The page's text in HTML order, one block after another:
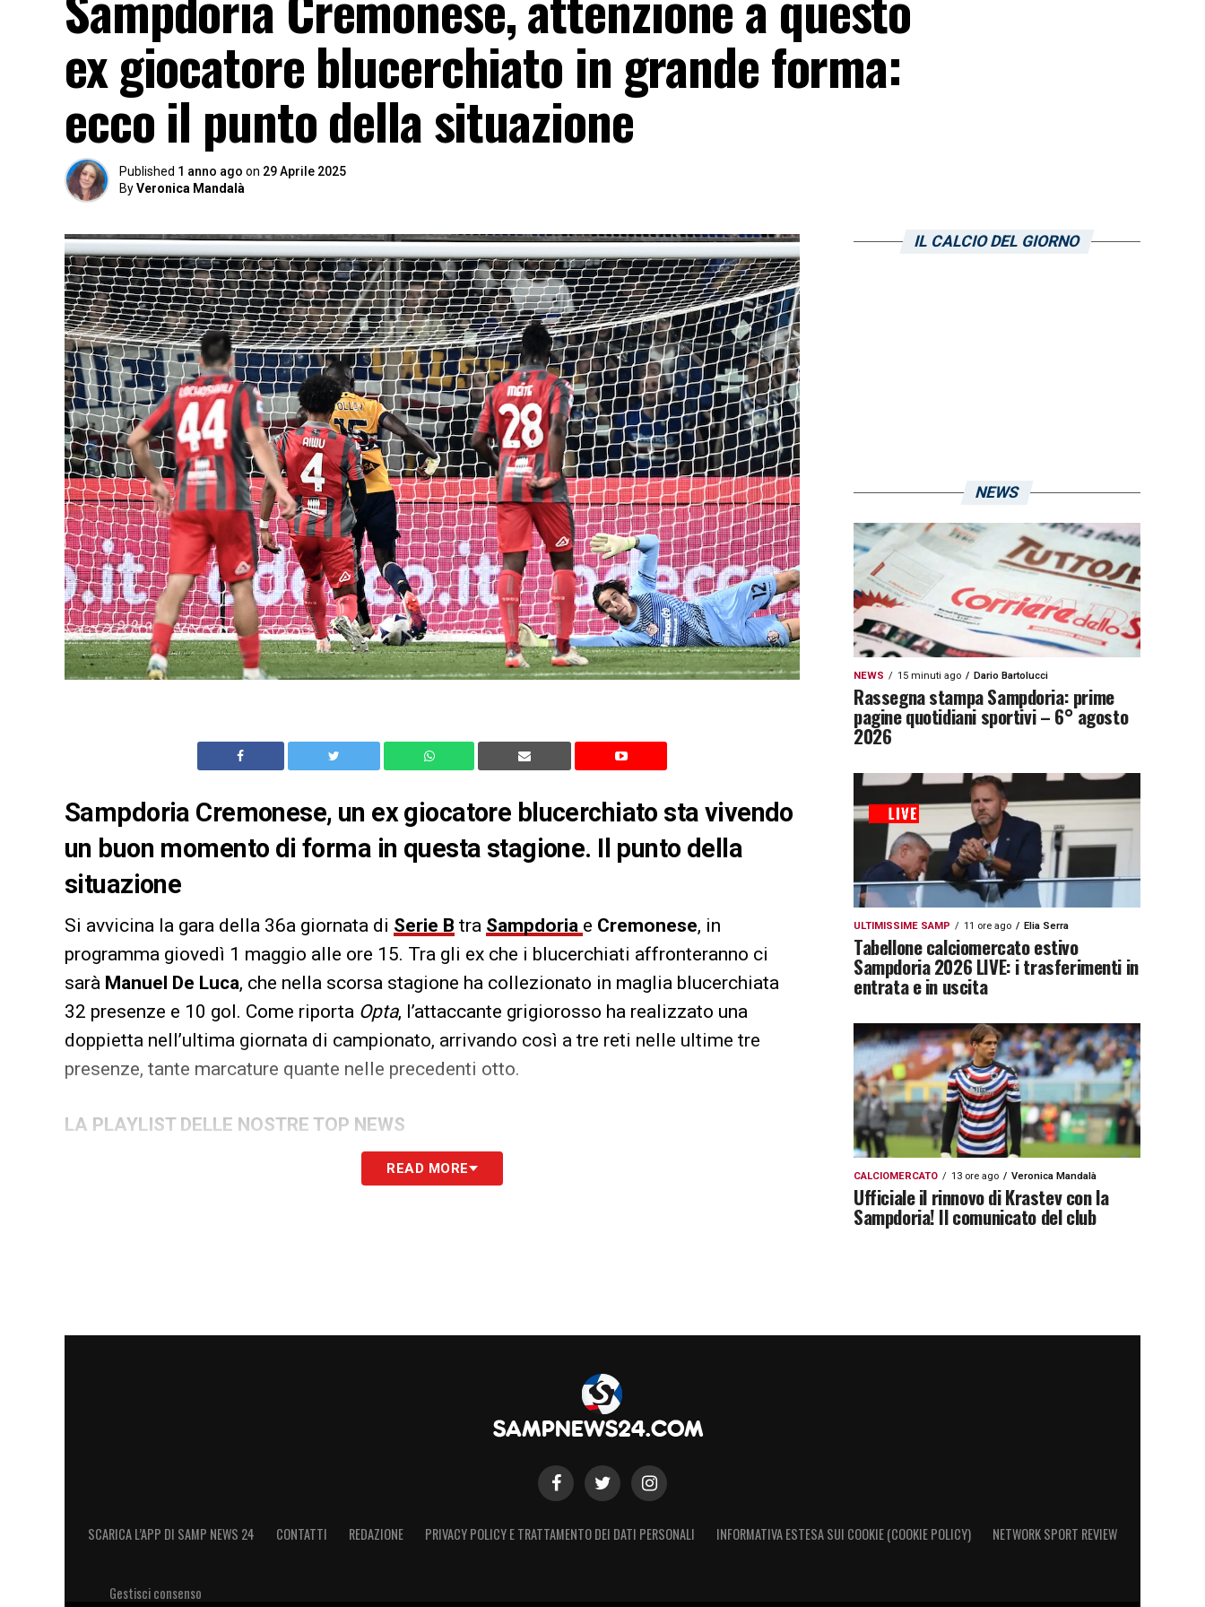
ex giocatore blucerchiato in grande forma:
ecco il punto della situazione
Published 1 anno ago on 29 Aprile 2025
ByVeronica Mandalà
Sampdoria Cremonese, un ex giocatore blucerchiato sta vivendo
un buon momento di forma in questa stagione. Il punto della
situazione
Si avvicina la gara della 36a giornata di Serie B tra Sampdoria e Cremonese, in
programma giovedì 1 maggio alle ore 15. Tra gli ex che i blucerchiati affronteranno ci
sarà Manuel De Luca, che nella scorsa stagione ha collezionato in maglia blucerchiata
32 presenze e 10 gol. Come riporta Opta, l’attaccante grigiorosso ha realizzato una
doppietta nell’ultima giornata di campionato, arrivando così a tre reti nelle ultime tre
presenze, tante marcature quante nelle precedenti otto.
LA PLAYLIST DELLE NOSTRE TOP NEWS
READ MORE
IL CALCIO DEL GIORNO
NEWS
NEWS 15 minuti ago Dario Bartolucci
Rassegna stampa Sampdoria: prime
pagine quotidiani sportivi – 6° agosto
2026
ULTIMISSIME SAMP 11 ore ago Elia Serra
Tabellone calciomercato estivo
Sampdoria 2026 LIVE: i trasferimenti in
entrata e in uscita
CALCIOMERCATO 13 ore ago Veronica Mandalà
Ufficiale il rinnovo di Krastev con la
Sampdoria! Il comunicato del club
SCARICA L’APP DI SAMP NEWS 24 CONTATTI REDAZIONE PRIVACY POLICY E TRATTAMENTO DEI DATI PERSONALI INFORMATIVA ESTESA SUI COOKIE (COOKIE POLICY) NETWORK SPORT REVIEW
Gestisci consenso